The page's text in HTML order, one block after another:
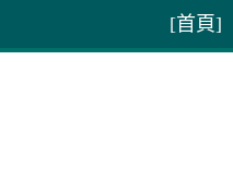
[首頁]